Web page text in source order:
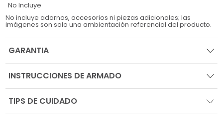
No Incluye
No incluye adornos, accesorios ni piezas adicionales; las
imágenes son solo una ambientación referencial del producto.
GARANTIA
INSTRUCCIONES DE ARMADO
TIPS DE CUIDADO